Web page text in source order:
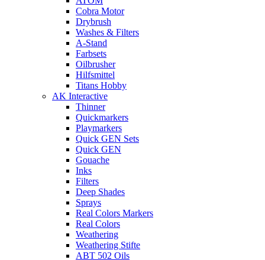
Cobra Motor
Drybrush
Washes & Filters
A-Stand
Farbsets
Oilbrusher
Hilfsmittel
Titans Hobby
AK Interactive
Thinner
Quickmarkers
Playmarkers
Quick GEN Sets
Quick GEN
Gouache
Inks
Filters
Deep Shades
Sprays
Real Colors Markers
Real Colors
Weathering
Weathering Stifte
ABT 502 Oils